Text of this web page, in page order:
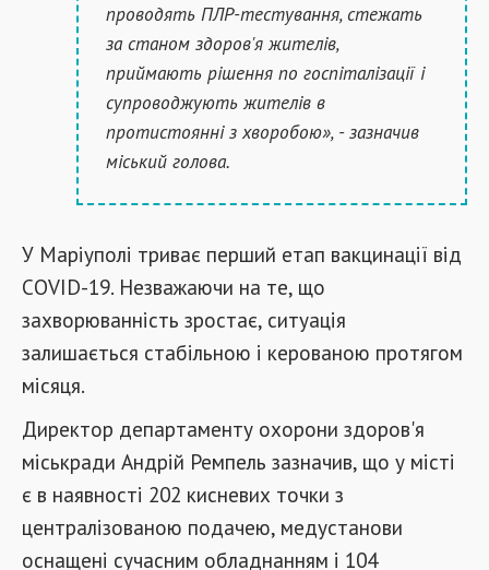
проводять ПЛР-тестування, стежать
за станом здоров'я жителів,
приймають рішення по госпіталізації і
супроводжують жителів в
протистоянні з хворобою», - зазначив
міський голова.
У Маріуполі триває перший етап вакцинації від
COVID-19. Незважаючи на те, що
захворюванність зростає, ситуація
залишається стабільною і керованою протягом
місяця.
Директор департаменту охорони здоров'я
міськради Андрій Ремпель зазначив, що у місті
є в наявності 202 кисневих точки з
централізованою подачею, медустанови
оснащені сучасним обладнанням і 104